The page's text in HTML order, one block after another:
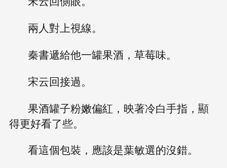
兩人對上視線。
秦書遞給他一罐果酒，草莓味。
宋云回接過。
果酒罐子粉嫩偏紅，映著冷白手指，顯
得更好看了些。
看這個包裝，應該是葉敏選的沒錯。